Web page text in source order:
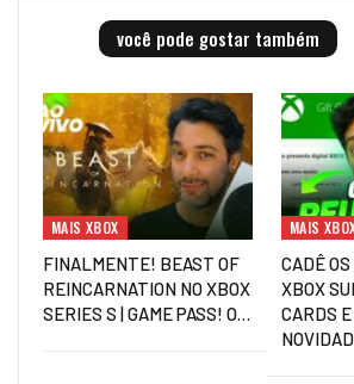
você pode gostar também
MAIS XBOX
FINALMENTE! BEAST OF
REINCARNATION NO XBOX
SERIES S | GAME PASS! O…
MAIS
CADÊ
XBOX
CARDS